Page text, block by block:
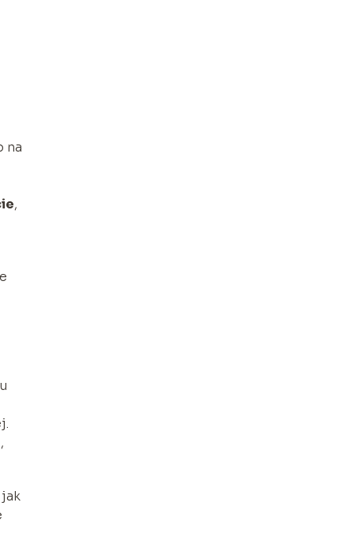
na
,
,